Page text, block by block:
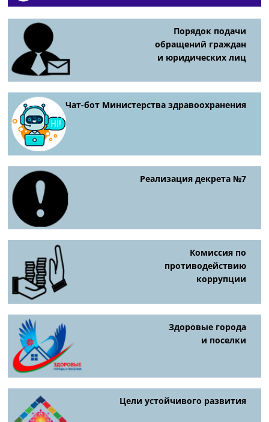
Порядок подачи
обращений граждан
и юридических лиц
Чат-бот Министерства здравоохранения
Реализация декрета №7
Комиссия по
противодействию
коррупции
Здоровые города
и поселки
Цели устойчивого развития